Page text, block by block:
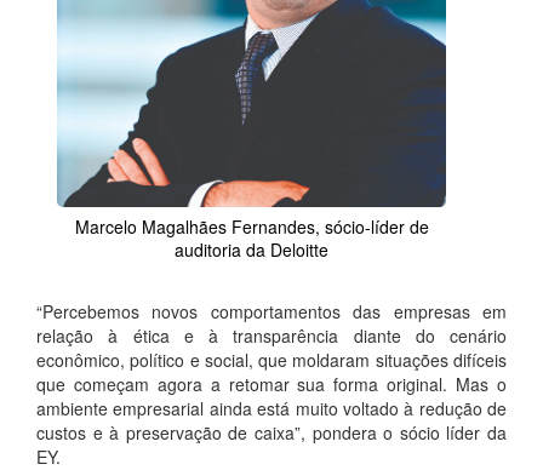
Marcelo Magalhães Fernandes, sócio-líder de
auditoria da Deloitte
“Percebemos novos comportamentos das empresas em
relação à ética e à transparência diante do cenário
econômico, político e social, que moldaram situações difíceis
que começam agora a retomar sua forma original. Mas o
ambiente empresarial ainda está muito voltado à redução de
custos e à preservação de caixa”, pondera o sócio líder da
EY.